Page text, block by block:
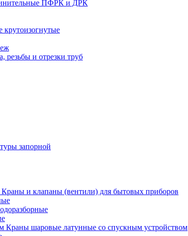
ПФРК и ДРК
крутоизогнутые
резьбы и отрезки труб
запорной
Краны и клапаны (вентили) для бытовых приборов
Краны шаровые латунные со спускным устройством